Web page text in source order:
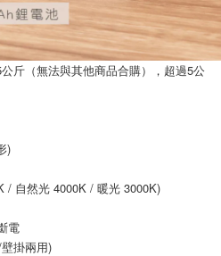
斤（無法與其他商品合購），超過5公
)
/ 自然光 4000K / 暖光 3000K)
電
掛兩用)